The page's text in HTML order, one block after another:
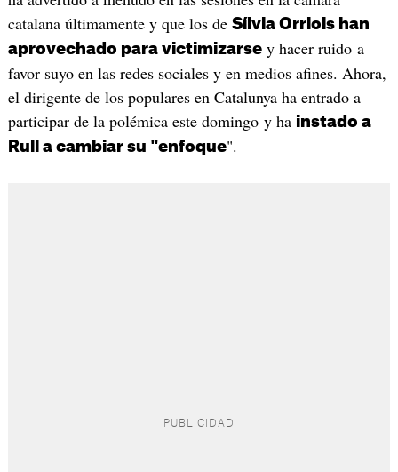
catalana últimamente y que los de Sílvia Orriols han
aprovechado para victimizarsey hacer ruido a
favor suyo en las redes sociales y en medios afines. Ahora,
el dirigente de los populares en Catalunya ha entrado a
participar de la polémica este domingo y ha instado a
Rull a cambiar su "enfoque".